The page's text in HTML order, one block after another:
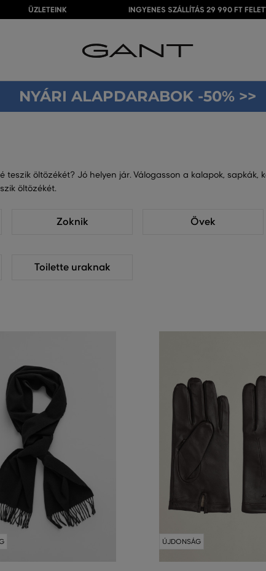
ÜZLETEINK INGYENES SZÁLLÍTÁS 29 990 FT
NYÁRI ALAPDARABOK -50% >>
öltözékét? Jó helyen jár. Válogasson a kalapok, sapkák,
öltözékét.
Zoknik Övek
Toilette uraknak
ÚJDONSÁG